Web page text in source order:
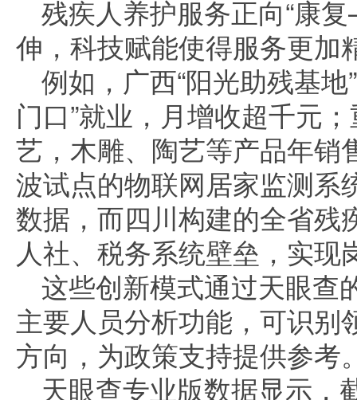
残疾人养护服务正向“康
伸，科技赋能使得服务更加
例如，广西“阳光助残基
门口”就业，月增收超千元
艺，木雕、陶艺等产品年销
波试点的物联网居家监测系
数据，而四川构建的全省残
人社、税务系统壁垒，实现
这些创新模式通过天眼查
主要人员分析功能，可识别
方向，为政策支持提供参考
天眼查专业版数据显示，